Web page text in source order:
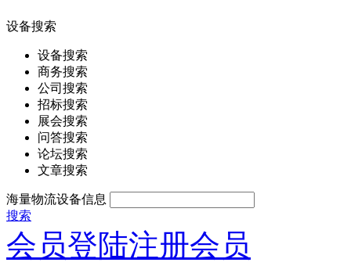
设备搜索
设备搜索
商务搜索
公司搜索
招标搜索
展会搜索
问答搜索
论坛搜索
文章搜索
海量物流设备信息
搜索
会员登陆注册会员